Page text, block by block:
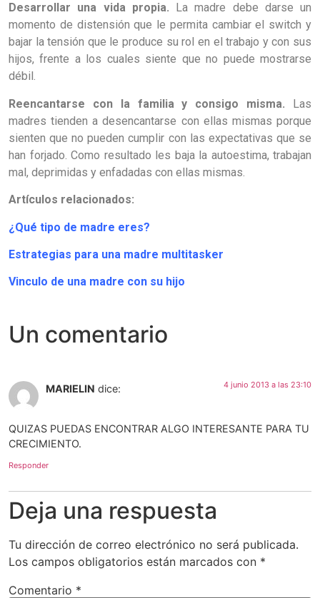
Desarrollar una vida propia.
La madre debe darse un
momento de distensión que le permita cambiar el switch y
bajar la tensión que le produce su rol en el trabajo y con sus
hijos, frente a los cuales siente que no puede mostrarse
débil.
Reencantarse con la familia y consigo misma. Las
madres tienden a desencantarse con ellas mismas porque
sienten que no pueden cumplir con las expectativas que se
han forjado. Como resultado les baja la autoestima, trabajan
mal, deprimidas y enfadadas con ellas mismas.
Artículos relacionados:
¿Qué tipo de madre eres?
Estrategias para una madre multitasker
Vinculo de una madre con su hijo
Un comentario
MARIELIN dice: 4 junio 2013 a las 23:10
QUIZAS PUEDAS ENCONTRAR ALGO INTERESANTE PARA TU
CRECIMIENTO.
Responder
Deja una respuesta
Tu dirección de correo electrónico no será publicada.
Los campos obligatorios están marcados con *
Comentario *